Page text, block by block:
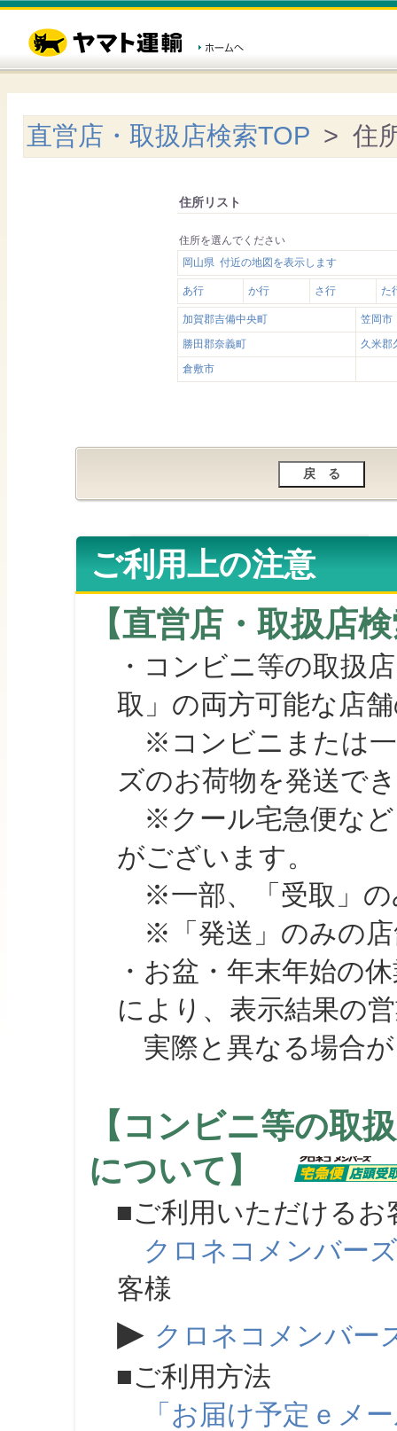
直営店・取扱店検索TOP > 住
住所リスト
住所を選んでください
岡山県 付近の地図を表示します
あ行 か行 さ行 た
加賀郡吉備中央町
笠岡市
勝田郡奈義町
久米郡
倉敷市
ご利用上の注意
【直営店・取扱店
・コンビニ等の取扱
取」の両方可能な店
※コンビニまたは一
ズのお荷物を発送で
※クール宅急便など
がございます。
※一部、「受取」の
※「発送」のみの店
・お盆・年末年始の
により、表示結果の
実際と異なる場合が
【コンビニ等の取
について】
■ご利用いただけるお
クロネコメンバーズ
客様
▶ クロネコメンバー
■ご利用方法
「お届け予定ｅメ